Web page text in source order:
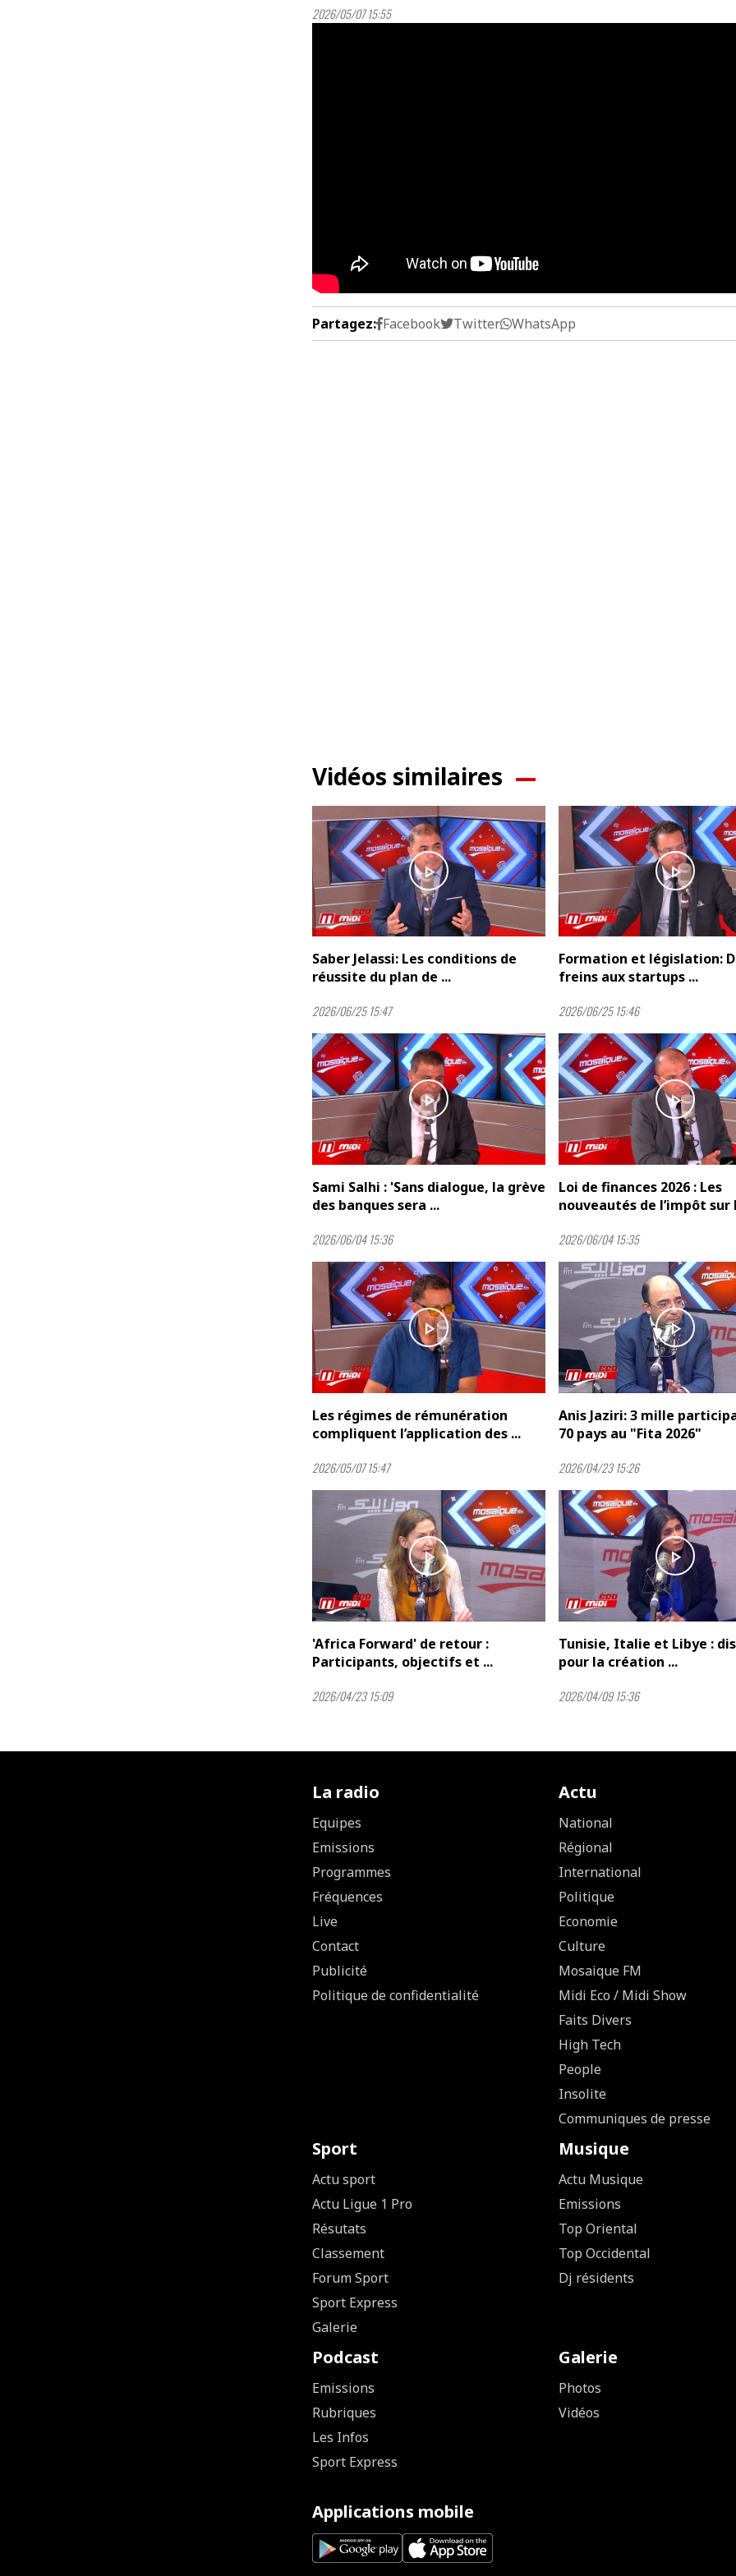
2026/05/07 15:55
Partagez: Facebook Twitter WhatsApp
Vidéos similaires
play_arrow
Saber Jelassi: Les conditions de
réussite du plan de ...
2026/06/25 15:47
play_arrow
Formation et législation:
freins aux startups ...
2026/06/25 15:46
play_arrow
Sami Salhi : 'Sans dialogue, la grève
des banques sera ...
2026/06/04 15:36
play_arrow
Loi de finances 2026 : Les
nouveautés de l’impôt sur
2026/06/04 15:35
play_arrow
Les régimes de rémunération
compliquent l’application des ...
2026/05/07 15:47
play_arrow
Anis Jaziri: 3 mille
70 pays au "Fita 2026"
2026/04/23 15:26
play_arrow
'Africa Forward' de retour :
Participants, objectifs et ...
2026/04/23 15:09
play_arrow
Tunisie, Italie et Libye :
pour la création ...
2026/04/09 15:36
La radio
Equipes
Emissions
Programmes
Fréquences
Live
Contact
Publicité
Politique de confidentialité
Actu
National
Régional
International
Politique
Economie
Culture
Mosaique FM
Midi Eco / Midi Show
Faits Divers
High Tech
People
Insolite
Communiques de presse
Sport
Actu sport
Actu Ligue 1 Pro
Résutats
Classement
Forum Sport
Sport Express
Galerie
Musique
Actu Musique
Emissions
Top Oriental
Top Occidental
Dj résidents
Podcast
Emissions
Rubriques
Les Infos
Sport Express
Galerie
Photos
Vidéos
Applications mobile